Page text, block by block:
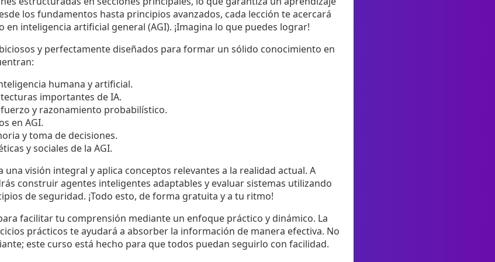
los fundamentos hasta principios avanzados, cada lección te acercará
inteligencia artificial general (AGI). ¡Imagina lo que puedes lograr!
y perfectamente diseñados para formar un sólido conocimiento en
humana y artificial.
importantes de IA.
y razonamiento probabilístico.
en AGI.
y toma de decisiones.
y sociales de la AGI.
visión integral y aplica conceptos relevantes a la realidad actual. A
construir agentes inteligentes adaptables y evaluar sistemas utilizando
de seguridad. ¡Todo esto, de forma gratuita y a tu ritmo!
facilitar tu comprensión mediante un enfoque práctico y dinámico. La
prácticos te ayudará a absorber la información de manera efectiva. No
este curso está hecho para que todos puedan seguirlo con facilidad.